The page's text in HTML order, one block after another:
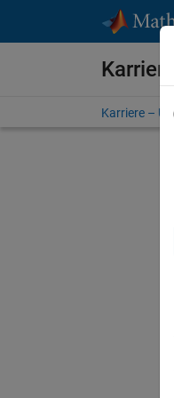
Karriere –